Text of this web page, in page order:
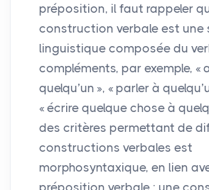
préposition, il faut rappeler
construction verbale est une
linguistique composée du
compléments, par exemple, «
quelqu’un », « parler à
« écrire quelque chose à
des critères permettant de
constructions verbales est
morphosyntaxique, en lien
préposition verbale : une